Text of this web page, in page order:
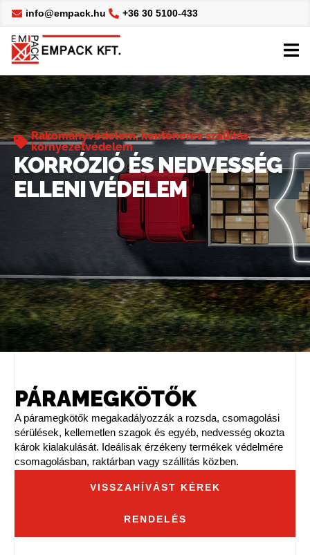
info@empack.hu +36 30 5100-433
Rakományvédelem, konténeres szállítás,
környezetvédelem
KORRÓZIÓ ÉS NEDVESSÉG
ELLENI VÉDELEM
PÁRAMEGKÖTŐK
A páramegkötők megakadályozzák a rozsda, csomagolási
sérülések, kellemetlen szagok és egyéb, nedvesség okozta
károk kialakulását. Ideálisak érzékeny termékek védelmére
csomagolásban, raktárban vagy szállítás közben.
VISSZAHÍVÁST KÉREK
RENDELÉS